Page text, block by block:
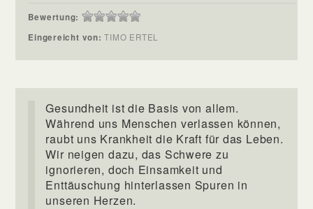
Bewertung:
Eingereicht von:TIMO ERTEL
Gesundheit ist die Basis von allem.
Während uns Menschen verlassen können,
raubt uns Krankheit die Kraft für das Leben.
Wir neigen dazu, das Schwere zu
ignorieren, doch Einsamkeit und
Enttäuschung hinterlassen Spuren in
unseren Herzen.